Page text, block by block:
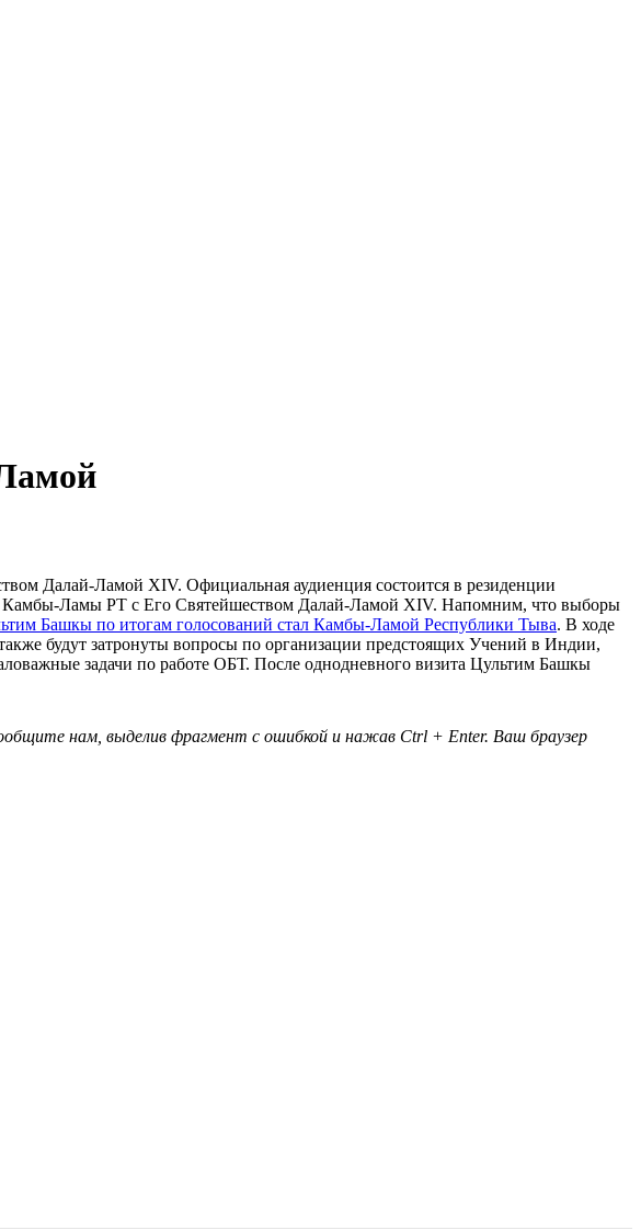
Далай-Ламой XIV. Официальная аудиенция состоится в резиденции
Камбы-Ламы РТ с Его Святейшеством Далай-Ламой XIV. Напомним, что выборы
Башкы по итогам голосований стал Камбы-Ламой Республики Тыва. В ходе
будут затронуты вопросы по организации предстоящих Учений в Индии,
задачи по работе ОБТ. После однодневного визита Цультим Башкы
нам, выделив фрагмент с ошибкой и нажав Ctrl + Enter. Ваш браузер